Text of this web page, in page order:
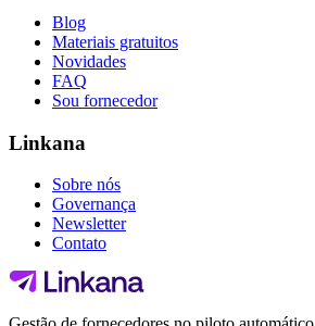
Blog
Materiais gratuitos
Novidades
FAQ
Sou fornecedor
Linkana
Sobre nós
Governança
Newsletter
Contato